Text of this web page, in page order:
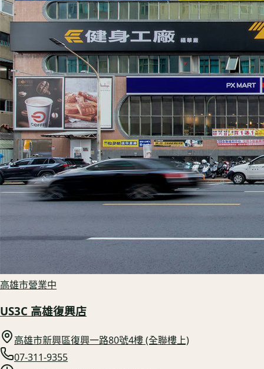
高雄市營業中
US3C 高雄復興店
高雄市新興區復興一路80號4樓 (全聯樓上)
07-311-9355